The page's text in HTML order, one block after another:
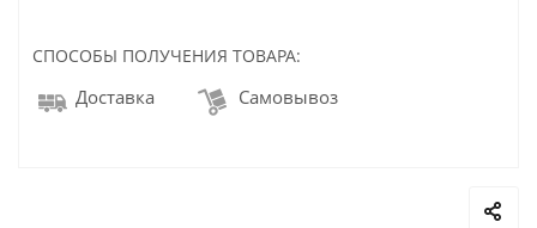
СПОСОБЫ ПОЛУЧЕНИЯ ТОВАРА:
Доставка Самовывоз